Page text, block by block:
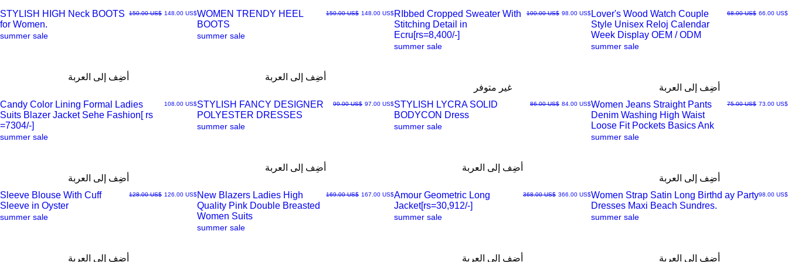
العرض
STYLISH HIGH Neck BOOTS
for Women.
سعر عادي‏150.00 US$ سعر البيع‏148.00 US$
summer sale
أضِف إلى العربة
العرض
WOMEN TRENDY HEEL
BOOTS
سعر عادي‏150.00 US$ سعر البيع‏148.00 US$
summer sale
أضِف إلى العربة
العرض
RIbbed Cropped Sweater With
Stitching Detail in
Ecru[rs=8,400/-]
سعر عادي‏100.00 US$ سعر البيع‏98.00 US$
summer sale
غير متوفر
العرض
Lover's Wood Watch Couple
Style Unisex Reloj Calendar
Week Display OEM / ODM
سعر عادي
‏68.00 US$ سعر البيع‏66.00 US$
summer sale
أضِف إلى العربة
العرض
Candy Color Lining Formal Ladies
Suits Blazer Jacket Sehe Fashion[ rs
=7304/-]
السعر ‏108.00 US$
summer sale
أضِف إلى العربة
العرض
STYLISH FANCY DESIGNER
POLYESTER DRESSES
سعر عادي
‏99.00 US$ سعر البيع‏97.00 US$
summer sale
أضِف إلى العربة
العرض
STYLISH LYCRA SOLID
BODYCON Dress
سعر عادي
‏86.00 US$ سعر البيع‏84.00 US$
summer sale
أضِف إلى العربة
العرض
Women Jeans Straight Pants
Denim Washing High Waist
Loose Fit Pockets Basics Ank
سعر عادي
‏75.00 US$ سعر البيع‏73.00 US$
summer sale
أضِف إلى العربة
العرض
Sleeve Blouse With Cuff
Sleeve in Oyster
سعر عادي‏128.00 US$ سعر البيع‏126.00 US$
summer sale
أضِف إلى العربة
العرض
New Blazers Ladies High
Quality Pink Double Breasted
Women Suits
سعر عادي‏169.00 US$ سعر البيع‏167.00 US$
summer sale
العرض
Amour Geometric Long
Jacket[rs=30,912/-]
سعر عادي‏368.00 US$ سعر البيع‏366.00 US$
summer sale
أضِف إلى العربة
العرض
Women Strap Satin Long Birthd ay Party
Dresses Maxi Beach Sundres.
السعر ‏98.00 US$
summer sale
أضِف إلى العربة